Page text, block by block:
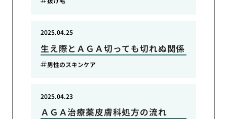
生え際とＡＧＡ切っても切れぬ関係
2025.04.25
男性のスキンケア
ＡＧＡ治療薬皮膚科処方の流れ
2025.04.23